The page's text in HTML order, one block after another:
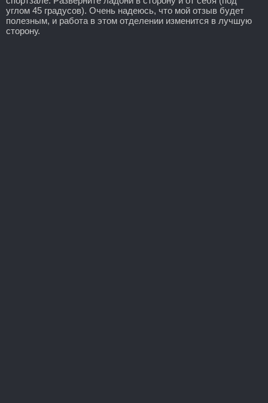
углом 45 градусов). Очень надеюсь, что мой отзыв будет
полезным, и работа в этом отделении изменится в лучшую
сторону.